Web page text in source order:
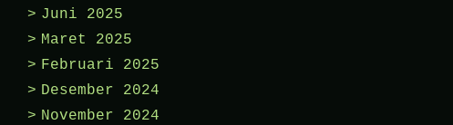
Juni 2025
Maret 2025
Februari 2025
Desember 2024
November 2024